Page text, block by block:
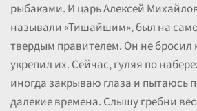
рыбаками. И царь Алексей
называли «Тишайшим», был на
твердым правителем. Он не
укрепил их. Сейчас, гуляя по
иногда закрываю глаза и пытаюсь
далекие времена. Слышу гребни